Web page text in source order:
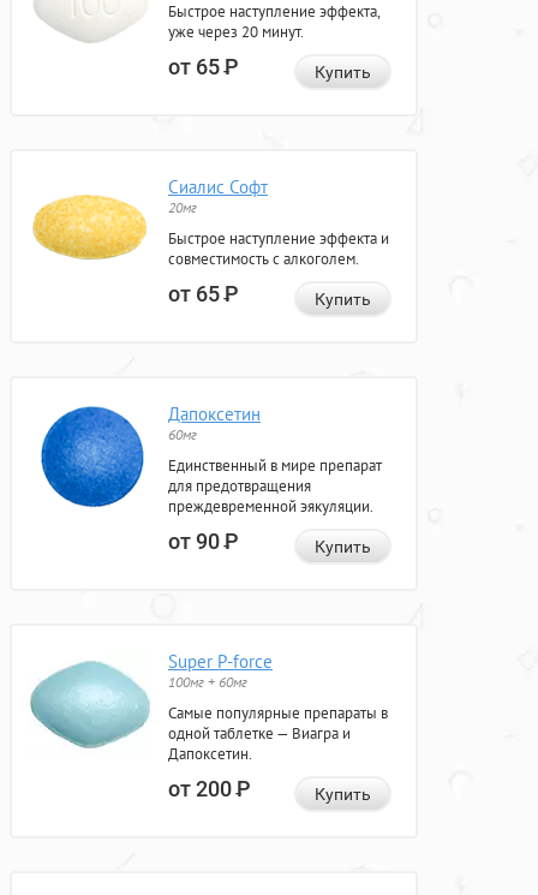
Быстрое наступление эффекта,
уже через 20 минут.
от 65Р Купить
Сиалис Софт
20мг
Быстрое наступление эффекта и
совместимость с алкоголем.
от 65Р Купить
Дапоксетин
60мг
Единственный в мире препарат
для предотвращения
преждевременной эякуляции.
от 90Р Купить
Super P-force
100мг + 60мг
Самые популярные препараты в
одной таблетке — Виагра и
Дапоксетин.
от 200Р Купить